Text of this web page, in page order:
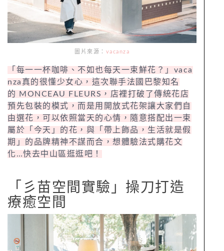
圖片來源： vacanza
「每一一杯咖啡、不如也每天一束鮮花？」vaca
nza真的很懂少女心，這次聯手法國巴黎知名
的 MONCEAU FLEURS，店裡打破了傳統花店
預先包裝的模式，而是用開放式花架讓大家們自
由選花，可以依照當天的心情，隨意搭配出一束
屬於「今天」的花，與「帶上飾品，生活就是假
期」的品牌精神不謀而合，想體驗法式購花文
化…快去中山區逛逛吧！
「彡苗空間實驗」操刀打造
療癒空間